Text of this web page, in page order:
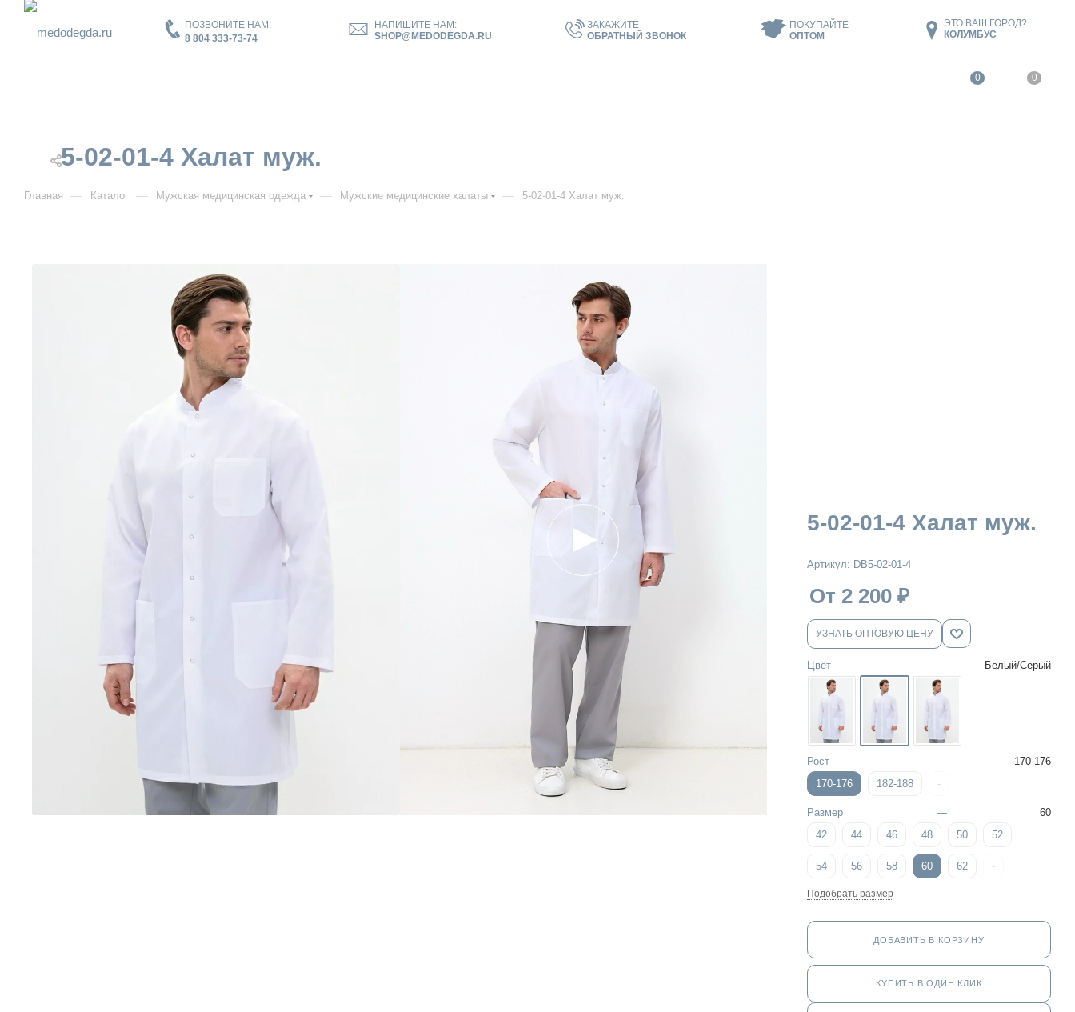
ПОЗВОНИТЕ НАМ:
8 804 333-73-74
НАПИШИТЕ НАМ:
SHOP@MEDODEGDA.RU
ЗАКАЖИТЕ
ОБРАТНЫЙ ЗВОНОК
ПОКУПАЙТЕ
ОПТОМ
ЭТО ВАШ ГОРОД?
КОЛУМБУС
0 0
5-02-01-4 Халат муж.
Главная — Каталог — Мужская медицинская одежда — Мужские медицинские халаты — 5-02-01-4 Халат муж.
5-02-01-4 Халат муж.
Артикул: DB5-02-01-4
От 2 200 ₽
УЗНАТЬ ОПТОВУЮ ЦЕНУ
Цвет — Белый/Серый
Рост —
170-176
170-176
182-188 -
Размер —
60
42
44 46 48 50 52
54 56 58 60 62 -
Подобрать размер
ДОБАВИТЬ В КОРЗИНУ
КУПИТЬ В ОДИН КЛИК